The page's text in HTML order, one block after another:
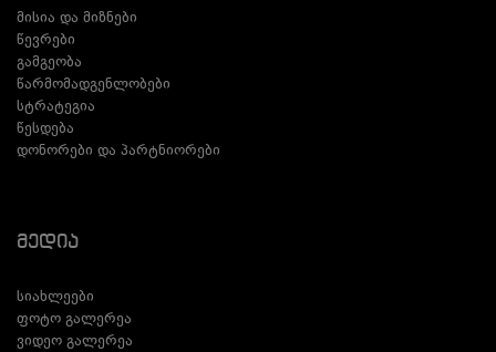
მისია და მიზნები
წევრები
გამგეობა
წარმომადგენლობები
სტრატეგია
წესდება
დონორები და პარტნიორები
Მედია
სიახლეები
ფოტო გალერეა
ვიდეო გალერეა